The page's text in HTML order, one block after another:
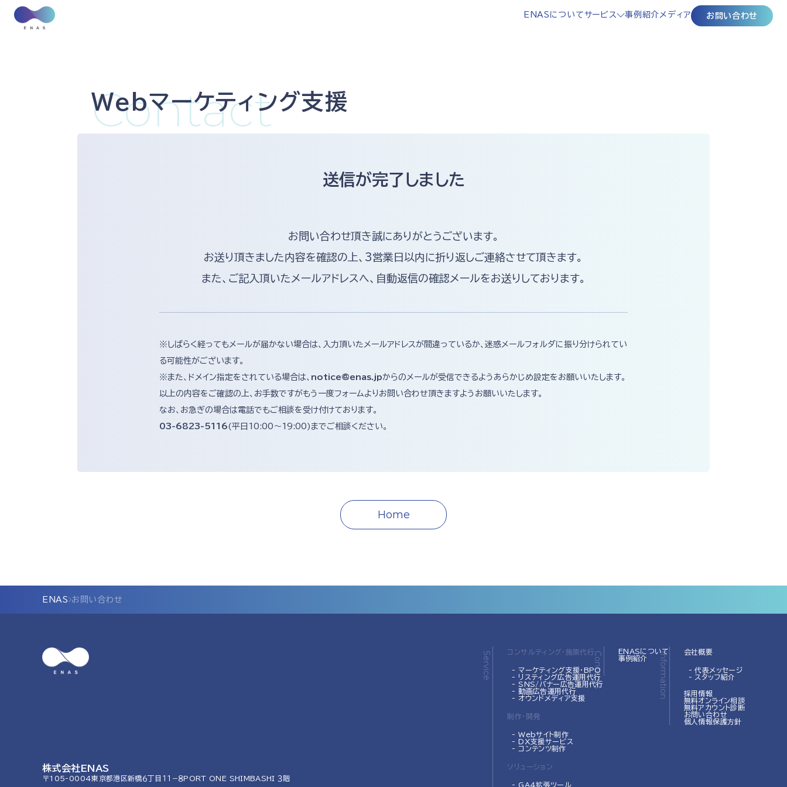
ENASについてサービス 事例紹介 メディア お問い合わせ
Webマーケティング支援
Contact
送信が完了しました
お問い合わせ頂き誠にありがとうございます。
お送り頂きました内容を確認の上、3営業日以内に折り返しご連絡させて頂きます。
また、ご記入頂いたメールアドレスへ、自動返信の確認メールをお送りしております。
※しばらく経ってもメールが届かない場合は、入力頂いたメールアドレスが間違っているか、迷惑メールフォルダに振り分けられてい
る可能性がございます。
※また、ドメイン指定をされている場合は、 notice@enas.jpからのメールが受信できるようあらかじめ設定をお願いいたします。
以上の内容をご確認の上、お手数ですがもう一度フォームよりお問い合わせ頂きますようお願いいたします。
なお、お急ぎの場合は電話でもご相談を受け付けております。
03-6823-5116(平日10:00〜19:00)までご相談ください。
Home
ENAS お問い合わせ
株式会社ENAS
〒105-0004東京都港区新橋６丁目１１−８PORT ONE SHIMBASHI ３階
Service コンサルティング・施策代行
- マーケティング支援･BPO
- リスティング広告運用代行
- SNS/バナー広告運用代行
- 動画広告運用代行
- オウンドメディア支援
制作・開発
- Webサイト制作
- DX支援サービス
- コンテンツ制作
ソリューション
- GA4拡張ツール
Contents
ENASについて
事例紹介
Information 会社概要
- 代表メッセージ
- スタッフ紹介
採用情報
無料オンライン相談
無料アカウント診断
お問い合わせ
個人情報保護方針